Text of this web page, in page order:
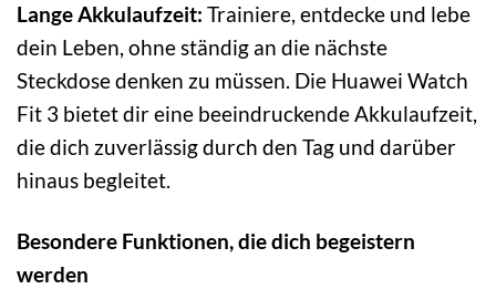
Lange Akkulaufzeit: Trainiere, entdecke und lebe
dein Leben, ohne ständig an die nächste
Steckdose denken zu müssen. Die Huawei Watch
Fit 3 bietet dir eine beeindruckende Akkulaufzeit,
die dich zuverlässig durch den Tag und darüber
hinaus begleitet.
Besondere Funktionen, die dich begeistern
werden